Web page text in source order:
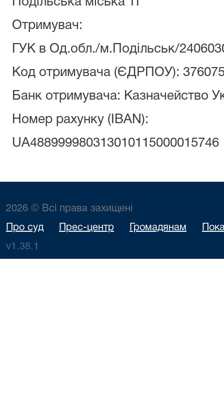
Отримувач:
ГУК в Од.обл./м.Подільськ/
Код отримувача (ЄДРПОУ):
Банк отримувача: Казначейство
Номер рахунку (ІВАN):
UA488999980313010115000015746
2026 © Всі права захищені
Про суд Прес-центр Громадянам
v1.38.1